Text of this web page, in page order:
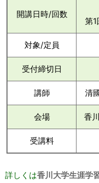
開講日時/回数
第
対象/定員
受付締切日
講師 清
会場 香
受講料
詳しくは香川大学生涯学